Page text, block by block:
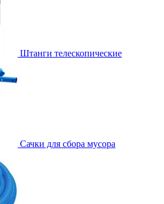
Штанги телескопические
Сачки для сбора мусора